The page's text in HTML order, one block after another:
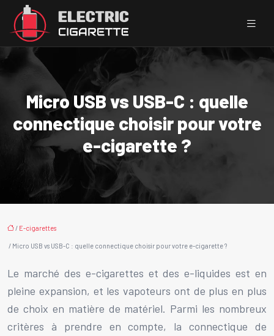
Micro USB vs USB-C : quelle
connectique choisir pour votre
e-cigarette ?
/ E-cigarettes
/ Micro USB vs USB-C : quelle connectique choisir pour votre e-cigarette ?
Le marché des e-cigarettes et des e-liquides est en
pleine expansion, et les vapoteurs ont de plus en plus
de choix en matière de matériel. Parmi les nombreux
critères à prendre en compte, la connectique de